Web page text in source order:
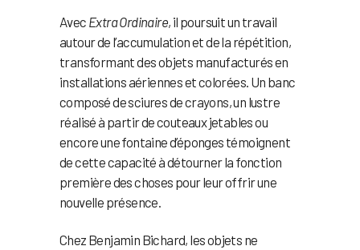
Avec Extra Ordinaire, il poursuit un travail
autour de l’accumulation et de la répétition,
transformant des objets manufacturés en
installations aériennes et colorées. Un banc
composé de sciures de crayons, un lustre
réalisé à partir de couteaux jetables ou
encore une fontaine d’éponges témoignent
de cette capacité à détourner la fonction
première des choses pour leur offrir une
nouvelle présence.
Chez Benjamin Bichard, les objets ne